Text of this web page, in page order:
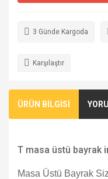
3 Günde Kargoda
Karşılaştır
ÜRÜN BİLGİSİ
T masa üstü bayrak
Masa Üstü Bayrak